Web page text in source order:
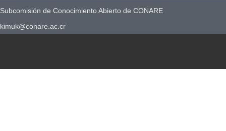
Subcomisión de Conocimiento Abierto de CONARE
kimuk@conare.ac.cr